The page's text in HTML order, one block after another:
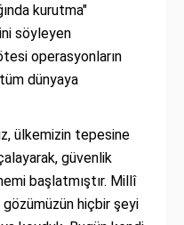
kurutma"
söyleyen
operasyonların
dünyaya
ülkemizin tepesine
güvenlik
başlatmıştır. Millî
hiçbir şeyi